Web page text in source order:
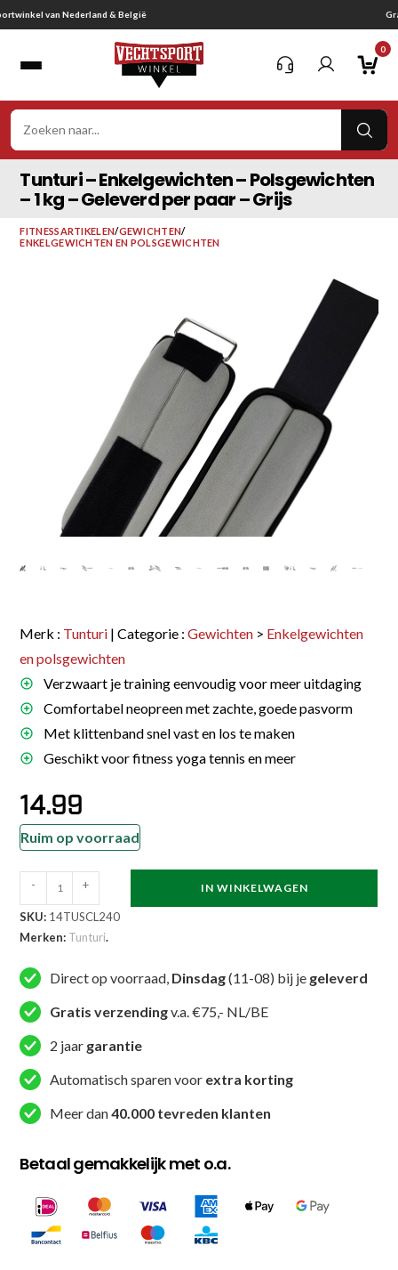
Ga
naar
Gratis verzending vanaf € 75,-
0
Tunturi – Enkelgewichten – Polsgewichten
– 1 kg – Geleverd per paar – Grijs
FITNESSARTIKELEN/GEWICHTEN/
ENKELGEWICHTEN EN POLSGEWICHTEN
Merk : Tunturi | Categorie :Gewichten > Enkelgewichten
en polsgewichten
Verzwaart je training eenvoudig voor meer uitdaging
Comfortabel neopreen met zachte, goede pasvorm
Met klittenband snel vast en los te maken
Geschikt voor fitness yoga tennis en meer
14.99
Ruim op voorraad
Tunturi
-
Enkelgewichten
Polsgewichten
1
kg
-
Geleverd
per
paar
Grijs
- + IN WINKELWAGEN
SKU: 14TUSCL240
Merken: Tunturi.
Direct op voorraad, Dinsdag(11-08) bij je geleverd
Gratis verzendingv.a. €75,- NL/BE
2 jaar garantie
Automatisch sparen voor extra korting
Meer dan40.000 tevreden klanten
Betaal gemakkelijk met o.a.